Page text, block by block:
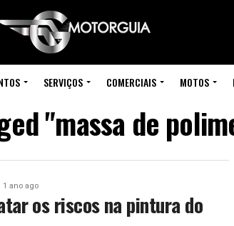
SERVIÇOS COMERCIAIS MOTOS
"massa de
1 ano ago
os riscos na pintura do